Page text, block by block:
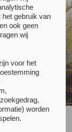
kaarsje aan
gebruik van
ook geen
wij
voor het
worden